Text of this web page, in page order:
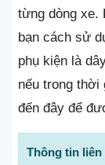
từng dòng xe.
bạn cách sử
phụ kiện là
nếu trong thời
đến đây để
Thông tin liên